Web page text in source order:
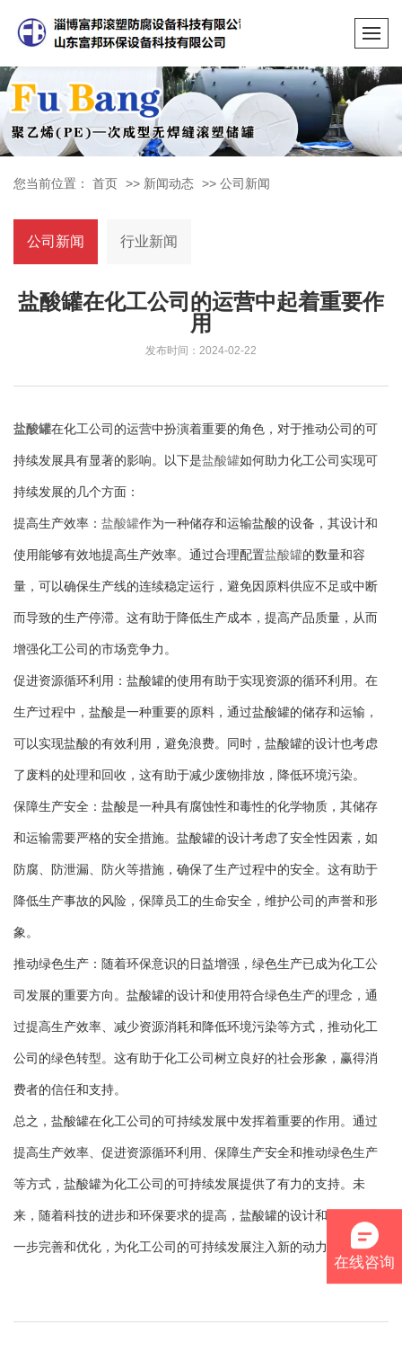
您当前位置： 首页 >> 新闻动态 >> 公司新闻
公司新闻 行业新闻
盐酸罐在化工公司的运营中起着重要作
用
发布时间：2024-02-22
盐酸罐在化工公司的运营中扮演着重要的角色，对于推动公司的可
持续发展具有显著的影响。以下是盐酸罐如何助力化工公司实现可
持续发展的几个方面：
提高生产效率： 盐酸罐作为一种储存和运输盐酸的设备，其设计和
使用能够有效地提高生产效率。通过合理配置盐酸罐的数量和容
量，可以确保生产线的连续稳定运行，避免因原料供应不足或中断
而导致的生产停滞。这有助于降低生产成本，提高产品质量，从而
增强化工公司的市场竞争力。
促进资源循环利用：盐酸罐的使用有助于实现资源的循环利用。在
生产过程中，盐酸是一种重要的原料，通过盐酸罐的储存和运输，
可以实现盐酸的有效利用，避免浪费。同时，盐酸罐的设计也考虑
了废料的处理和回收，这有助于减少废物排放，降低环境污染。
保障生产安全：盐酸是一种具有腐蚀性和毒性的化学物质，其储存
和运输需要严格的安全措施。盐酸罐的设计考虑了安全性因素，如
防腐、防泄漏、防火等措施，确保了生产过程中的安全。这有助于
降低生产事故的风险，保障员工的生命安全，维护公司的声誉和形
象。
推动绿色生产：随着环保意识的日益增强，绿色生产已成为化工公
司发展的重要方向。盐酸罐的设计和使用符合绿色生产的理念，通
过提高生产效率、减少资源消耗和降低环境污染等方式，推动化工
公司的绿色转型。这有助于化工公司树立良好的社会形象，赢得消
费者的信任和支持。
总之，盐酸罐在化工公司的可持续发展中发挥着重要的作用。通过
提高生产效率、促进资源循环利用、保障生产安全和推动绿色生产
等方式，盐酸罐为化工公司的可持续发展提供了有力的支持。未
来，随着科技的进步和环保要求的提高，盐酸罐的设计和使用将进
一步完善和优化，为化工公司的可持续发展注入新的动力。
在线咨询